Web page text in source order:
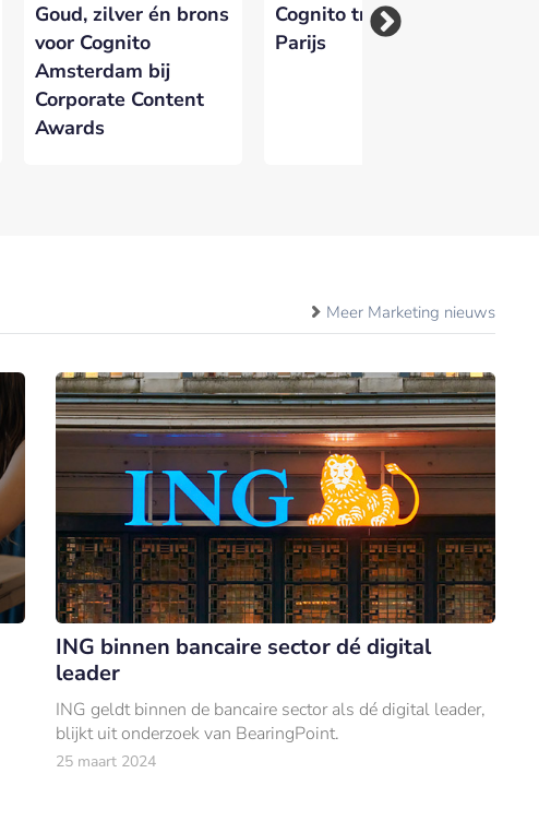
Goud, zilver én brons
voor Cognito
Amsterdam bij
Corporate Content
Awards
Cognito trekt naar
Parijs
Meer Marketing nieuws
ING binnen bancaire sector dé digital
leader
ING geldt binnen de bancaire sector als dé digital leader,
blijkt uit onderzoek van BearingPoint.
25 maart 2024